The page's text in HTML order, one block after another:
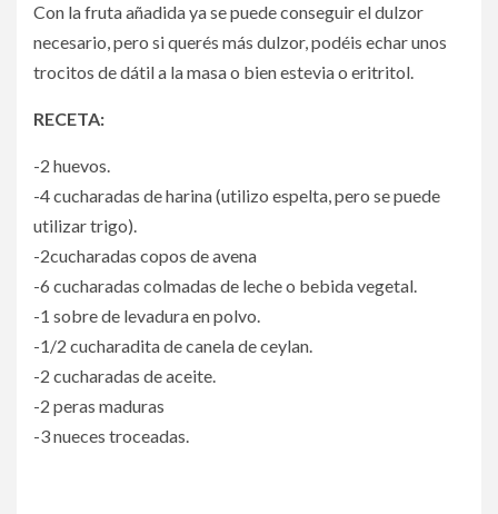
Con la fruta añadida ya se puede conseguir el dulzor
necesario, pero si querés más dulzor, podéis echar unos
trocitos de dátil a la masa o bien estevia o eritritol.
RECETA:
-2 huevos.⁣
-4 cucharadas de harina (utilizo espelta, pero se puede
utilizar trigo).⁣
-2cucharadas copos de avena
-6 cucharadas colmadas de leche o bebida vegetal.⁣
-1 sobre de levadura en polvo.
-1/2 cucharadita de canela de ceylan.⁣⁣
-2 cucharadas de aceite.⁣
-2 peras maduras⁣
-3 nueces troceadas.⁣